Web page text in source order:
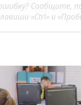
Сообщите,
«Ctrl» и